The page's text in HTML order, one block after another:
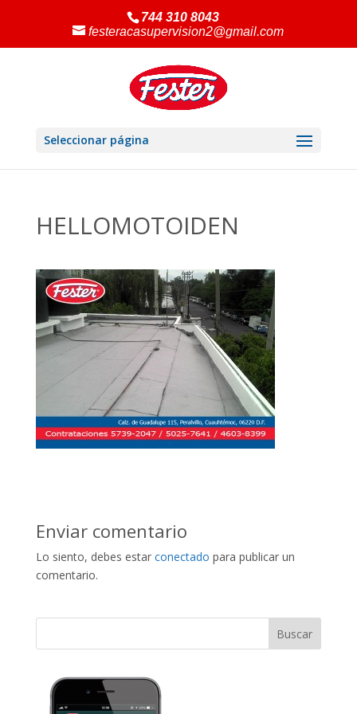
744 310 8043
festeracasupervision2@gmail.com
Seleccionar página
HELLOMOTOIDEN
Enviar comentario
Lo siento, debes estar conectado para publicar un
comentario.